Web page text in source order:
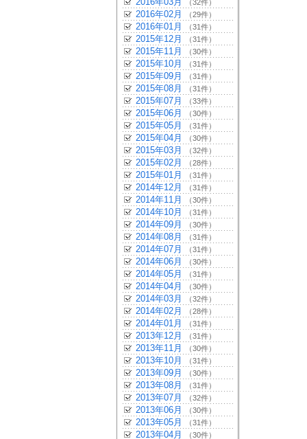
（32件）
2016年02月 （29件）
2016年01月 （31件）
2015年12月 （31件）
2015年11月 （30件）
2015年10月 （31件）
2015年09月 （31件）
2015年08月 （31件）
2015年07月 （33件）
2015年06月 （30件）
2015年05月 （31件）
2015年04月 （30件）
2015年03月 （32件）
2015年02月 （28件）
2015年01月 （31件）
2014年12月 （31件）
2014年11月 （30件）
2014年10月 （31件）
2014年09月 （30件）
2014年08月 （31件）
2014年07月 （31件）
2014年06月 （30件）
2014年05月 （31件）
2014年04月 （30件）
2014年03月 （32件）
2014年02月 （28件）
2014年01月 （31件）
2013年12月 （31件）
2013年11月 （30件）
2013年10月 （31件）
2013年09月 （30件）
2013年08月 （31件）
2013年07月 （32件）
2013年06月 （30件）
2013年05月 （31件）
2013年04月 （30件）